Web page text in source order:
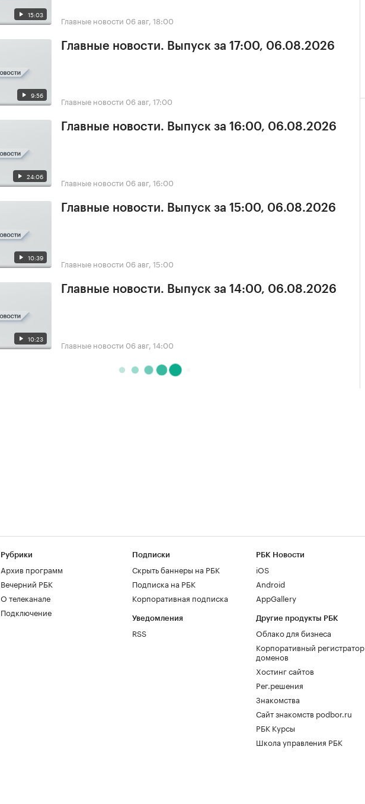
15:03 Главные новости 06 авг, 18:00
9:56
Главные новости. Выпуск за 17:00, 06.08.2026
Главные новости 06 авг, 17:00
24:06
Главные новости. Выпуск за 16:00, 06.08.2026
Главные новости 06 авг, 16:00
10:39
Главные новости. Выпуск за 15:00, 06.08.2026
Главные новости 06 авг, 15:00
10:23
Главные новости. Выпуск за 14:00, 06.08.2026
Главные новости 06 авг, 14:00
Рубрики
Архив программ
Вечерний РБК
О телеканале
Подключение
Подписки
Скрыть баннеры на РБК
Подписка на РБК
Корпоративная подписка
Уведомления
RSS
РБК Новости
iOS
Android
AppGallery
Другие продукты РБК
Облако для бизнеса
Корпоративный регистратор
доменов
Хостинг сайтов
Рег.решения
Знакомства
Сайт знакомств podbor.ru
РБК Курсы
Школа управления РБК